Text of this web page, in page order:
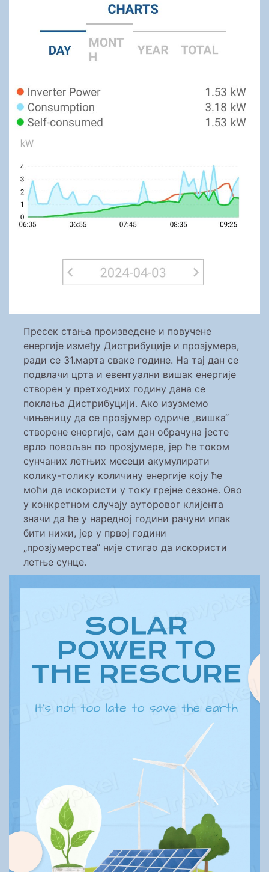
Пресек стања произведене и повучене
енергије између Дистрибуције и прозјумера,
ради се 31.марта сваке године. На тај дан се
подвлачи црта и евентуални вишак енергије
створен у претходних годину дана се
поклања Дистрибуцији. Ако изузмемо
чињеницу да се прозјумер одриче „вишка“
створене енергије, сам дан обрачуна јесте
врло повољан по прозјумере, јер ће током
сунчаних летњих месеци акумулирати
колику-толику количину енергије коју ће
моћи да искористи у току грејне сезоне. Ово
у конкретном случају ауторовог клијента
значи да ће у наредној години рачуни ипак
бити нижи, јер у првој години
„прозјумерства“ није стигао да искористи
летње сунце.